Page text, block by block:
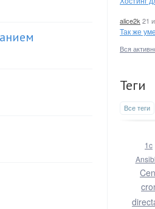
alice2k 21
Так же
Вся
Теги
Все теги
1c